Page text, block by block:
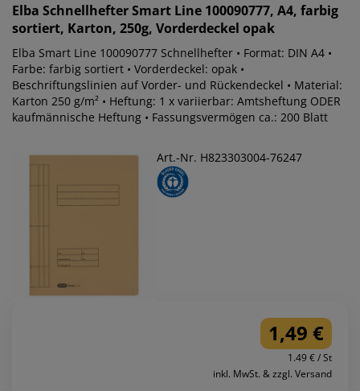
Elba Schnellhefter Smart Line 100090777, A4, farbig
sortiert, Karton, 250g, Vorderdeckel opak
Elba Smart Line 100090777 Schnellhefter • Format: DIN A4 •
Farbe: farbig sortiert • Vorderdeckel: opak •
Beschriftungslinien auf Vorder- und Rückendeckel • Material:
Karton 250 g/m² • Heftung: 1 x variierbar: Amtsheftung ODER
kaufmännische Heftung • Fassungsvermögen ca.: 200 Blatt
Art.-Nr. H823303004-76247
1,49 €
1.49 € / St
inkl. MwSt. & zzgl. Versand